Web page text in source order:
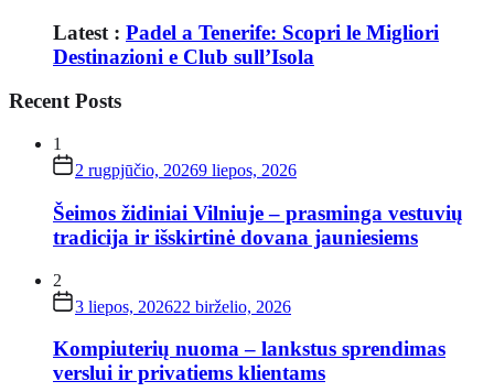
Latest : Padel a Tenerife: Scopri le Migliori
Destinazioni e Club sull’Isola
Recent Posts
1
2 rugpjūčio, 20269 liepos, 2026
Šeimos židiniai Vilniuje – prasminga vestuvių
tradicija ir išskirtinė dovana jauniesiems
2
3 liepos, 202622 birželio, 2026
Kompiuterių nuoma – lankstus sprendimas
verslui ir privatiems klientams